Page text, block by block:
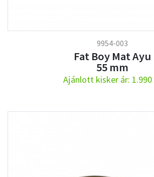
9954-003
Fat Boy Mat Ayu
55 mm
Ajánlott kisker ár: 1.990